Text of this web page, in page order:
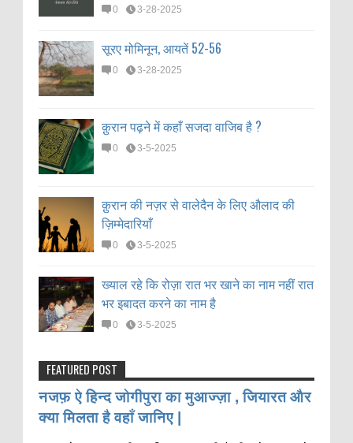
0 3-28-2025
सूरए मोमिनून, आयतें 52-56
0 3-28-2025
क़ुरान पढ़ने में कहाँ सजदा वाजिब है ?
0 3-5-2025
क़ुरान की नज़र से वालेदैन के लिए औलाद की
ज़िम्मेदारियाँ
0 3-5-2025
ख्याल रहे कि रोज़ा रात भर खाने का नाम नहीं रात
भर इबादत करने का नाम है
0 3-5-2025
FEATURED POST
नजफ़ ऐ हिन्द जोगीपुरा का मुआज्ज़ा , जियारत और
क्या मिलता है वहाँ जानिए |